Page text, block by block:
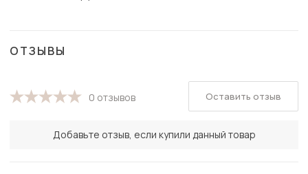
ОТЗЫВЫ
0 отзывов
Добавьте отзыв, если купили данный товар
Оставить отзыв